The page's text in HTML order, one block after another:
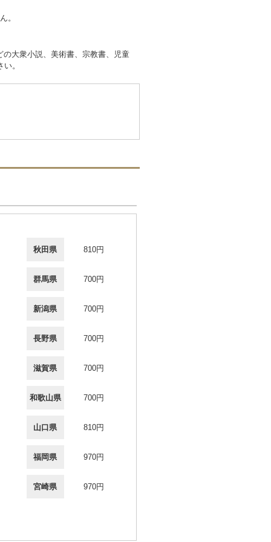
。
大衆小説、美術書、宗教書、児童
。
秋田県 810円
群馬県 700円
新潟県 700円
長野県 700円
滋賀県 700円
和歌山県 700円
山口県 810円
福岡県 970円
宮崎県 970円